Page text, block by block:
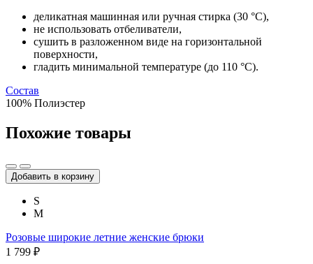
деликатная машинная или ручная стирка (30 °С),
не использовать отбеливатели,
сушить в разложенном виде на горизонтальной
поверхности,
гладить минимальной температуре (до 110 °C).
Состав
100% Полиэстер
Похожие товары
Добавить в корзину
S
M
Розовые широкие летние женские брюки
1 799 ₽